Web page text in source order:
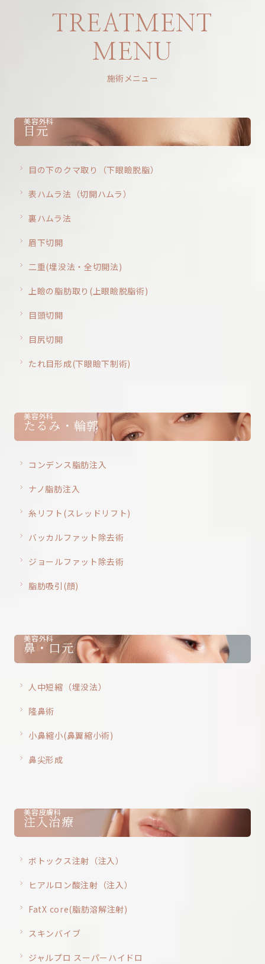
TREATMENT
MENU
施術メニュー
美容外科
目元
目の下のクマ取り（下眼瞼脱脂）
表ハムラ法（切開ハムラ）
裏ハムラ法
眉下切開
二重(埋没法・全切開法)
上瞼の脂肪取り(上眼瞼脱脂術)
目頭切開
目尻切開
たれ目形成(下眼瞼下制術)
美容外科
たるみ・輪郭
コンデンス脂肪注入
ナノ脂肪注入
糸リフト(スレッドリフト)
バッカルファット除去術
ジョールファット除去術
脂肪吸引(顔)
美容外科
鼻・口元
人中短縮（埋没法）
隆鼻術
小鼻縮小(鼻翼縮小術)
鼻尖形成
美容皮膚科
注入治療
ボトックス注射（注入）
ヒアルロン酸注射（注入）
FatX core(脂肪溶解注射)
スキンバイブ
ジャルプロ スーパーハイドロ